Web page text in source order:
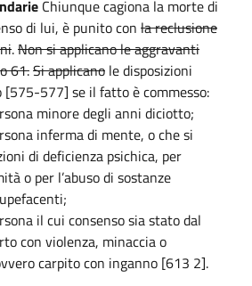
Chiunque cagiona la morte di
di lui, è punito con la reclusione
.Non si applicano le aggravanti
61.Si applicano le disposizioni
[575-577] se il fatto è commesso:
minore degli anni diciotto;
inferma di mente, o che si
di deficienza psichica, per
o per l’abuso di sostanze
il cui consenso sia stato dal
con violenza, minaccia o
carpito con inganno [613 2].